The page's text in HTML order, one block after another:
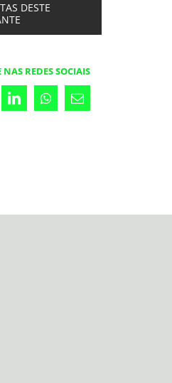
DESTE
REDES SOCIAIS
LinkedInWhatsappEmail